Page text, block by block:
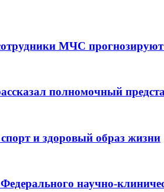
МЧС прогнозируют
полномочный
и здоровый образ жизни
научно-